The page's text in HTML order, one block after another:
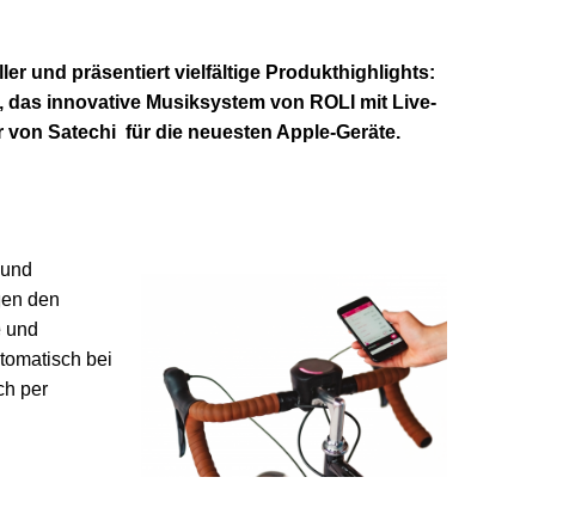
und präsentiert vielfältige Produkthighlights:
innovative Musiksystem von ROLI mit Live-
Satechi für die neuesten Apple-Geräte.
den
und
bei
per